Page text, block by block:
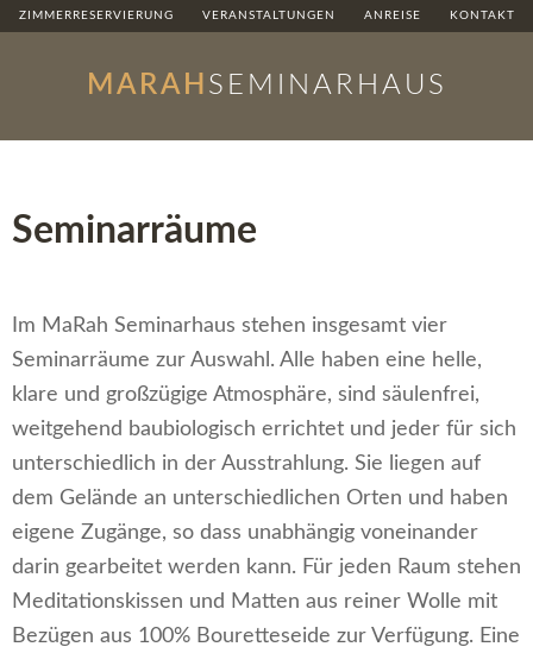
ZIMMERRESERVIERUNG VERANSTALTUNGEN ANREISE KONTAKT
MARAH SEMINARHAUS
Seminarräume
Im MaRah Seminarhaus stehen insgesamt vier
Seminarräume zur Auswahl. Alle haben eine helle,
klare und großzügige Atmosphäre, sind säulenfrei,
weitgehend baubiologisch errichtet und jeder für sich
unterschiedlich in der Ausstrahlung. Sie liegen auf
dem Gelände an unterschiedlichen Orten und haben
eigene Zugänge, so dass unabhängig voneinander
darin gearbeitet werden kann. Für jeden Raum stehen
Meditationskissen und Matten aus reiner Wolle mit
Bezügen aus 100% Bouretteseide zur Verfügung. Eine